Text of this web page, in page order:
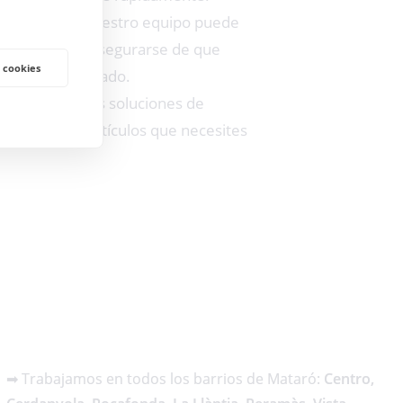
: Nuestro equipo puede
para asegurarse de que
perfecto estado.
: Ofrecemos soluciones de
aquellos artículos que necesites
➡ Trabajamos en todos los barrios de Mataró: Centro,